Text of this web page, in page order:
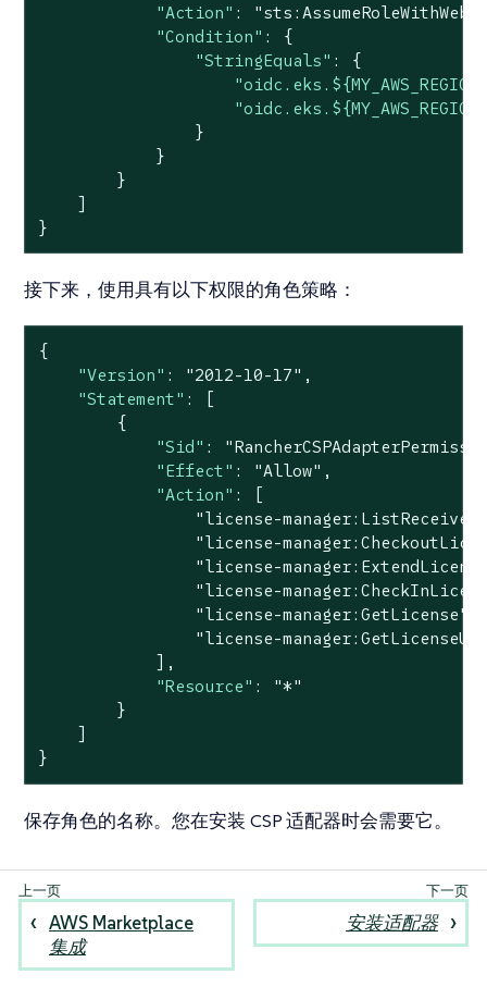
"Action" :
"Condition" : {
"StringEquals" : {
                }
            }
        }
    ]
}
接下来，使用具有以下权限的角色策略：
{
"Version" : "2012-10-17" ,
"Statement" : [
        {
"Sid" :
"Effect" : "Allow" ,
"Action" : [
"license-
"license-
"license-
"license-
"license-manager:GetLicense"
"license-
            ],
"Resource" :
"*"
        }
    ]
}
保存角色的名称。您在安装 CSP 适配器时会需要它。
AWS Marketplace
集成
安装适配器